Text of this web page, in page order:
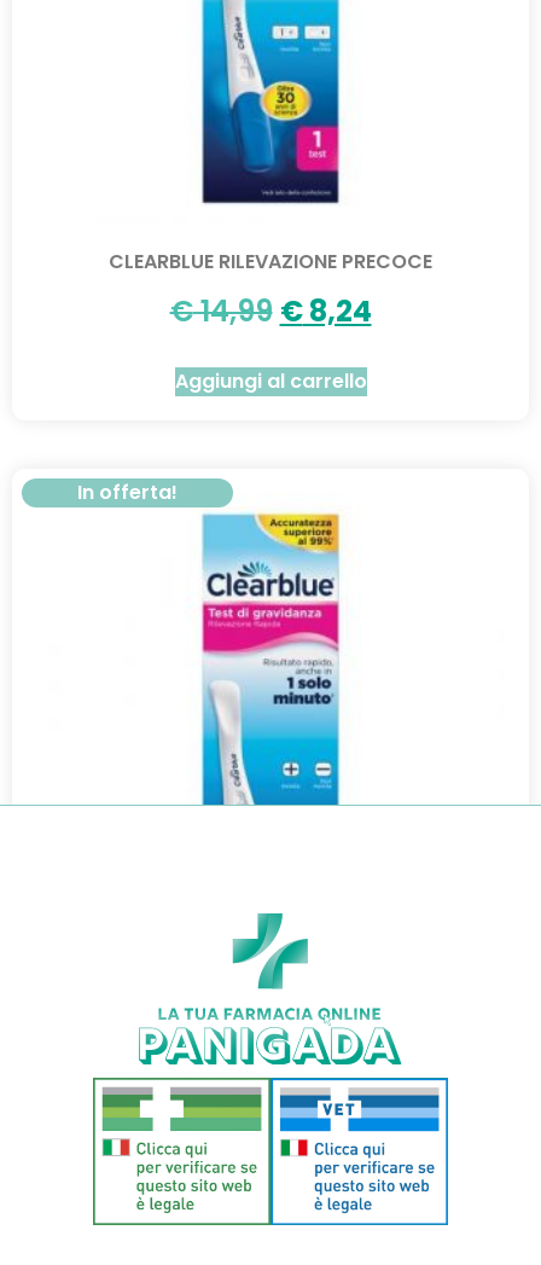
CLEARBLUE RILEVAZIONE PRECOCE
€14,99 €8,24
Aggiungi al carrello
In offerta!
CLEARBLUE RILEVAZIONE RAPIDA1P
€13,00€9,75
Aggiungi al carrello